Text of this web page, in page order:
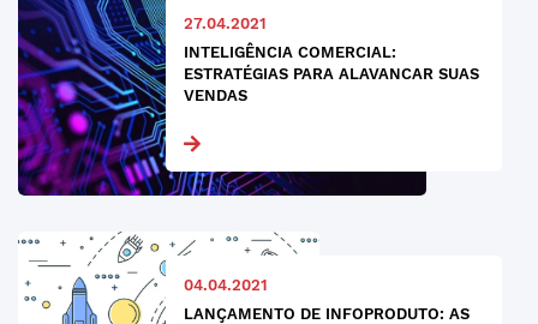
27.04.2021
INTELIGÊNCIA COMERCIAL:
ESTRATÉGIAS PARA ALAVANCAR SUAS
VENDAS
04.04.2021
LANÇAMENTO DE INFOPRODUTO: AS